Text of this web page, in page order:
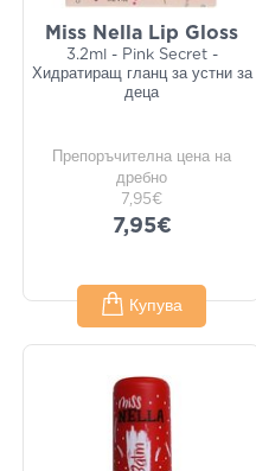
Miss Nella Lip Gloss
3.2ml - Pink Secret -
Хидратиращ гланц за устни за
деца
Препоръчителна цена на
дребно
7,95€
7,95€
Купува